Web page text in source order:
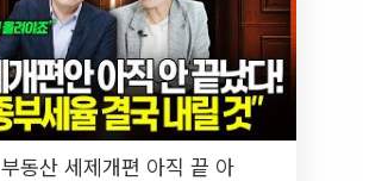
부동산 세제개편 아직 끝 아